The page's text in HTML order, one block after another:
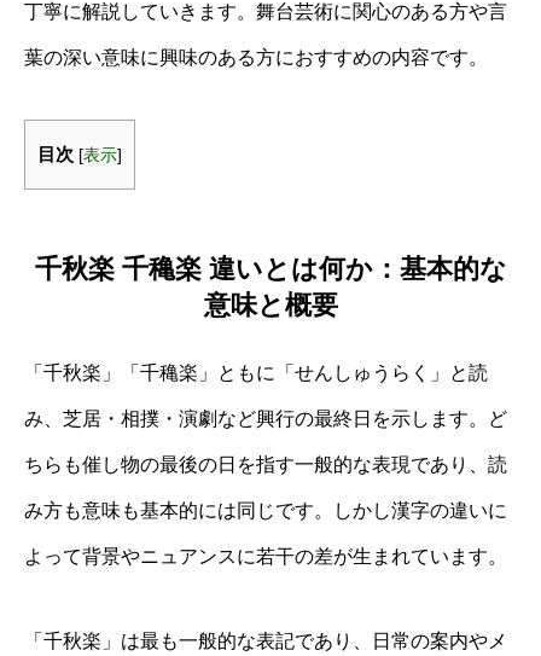
丁寧に解説していきます。舞台芸術に関心のある方や言
葉の深い意味に興味のある方におすすめの内容です。
目次 [表示]
千秋楽 千穐楽 違いとは何か：基本的な
意味と概要
「千秋楽」「千穐楽」ともに「せんしゅうらく」と読
み、芝居・相撲・演劇など興行の最終日を示します。ど
ちらも催し物の最後の日を指す一般的な表現であり、読
み方も意味も基本的には同じです。しかし漢字の違いに
よって背景やニュアンスに若干の差が生まれています。
「千秋楽」は最も一般的な表記であり、日常の案内やメ